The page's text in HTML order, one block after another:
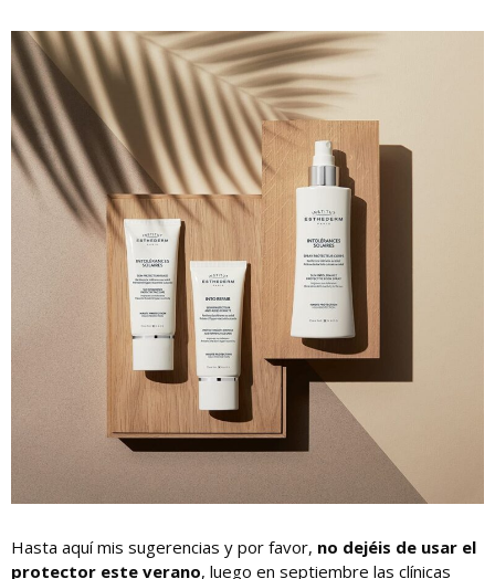
Hasta aquí mis sugerencias y por favor, no dejéis de usar el
protector este verano, luego en septiembre las clínicas